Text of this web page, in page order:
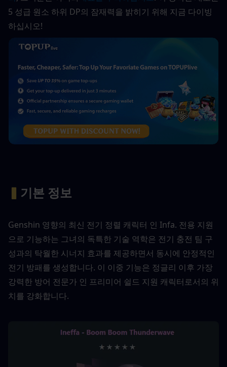
5 성급 원소 하위 DP의 잠재력을 밝히기 위해 지금 다이빙
하십시오!
▍ 기본 정보
Genshin 영향의 최신 전기 정렬 캐릭터 인 Infa. 전용 지원
으로 기능하는 그녀의 독특한 기술 역학은 전기 충전 팀 구
성과의 탁월한 시너지 효과를 제공하면서 동시에 안정적인
전기 방패를 생성합니다. 이 이중 기능은 정글리 이후 가장
강력한 방어 전문가 인 프리미어 쉴드 지원 캐릭터로서의 위
치를 ​​강화합니다.